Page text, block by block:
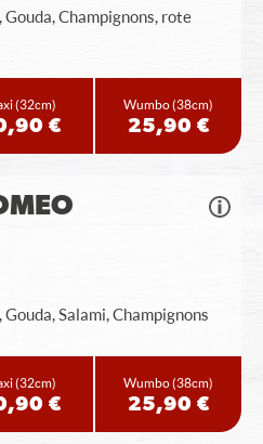
Champignons, rote
(32cm)
€
Wumbo(38cm)
25,90 €
Salami, Champignons
(32cm)
€
Wumbo(38cm)
25,90 €